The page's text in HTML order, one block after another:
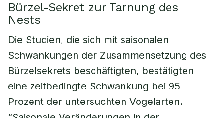
Bürzel-Sekret zur Tarnung des
Nests
Die Studien, die sich mit saisonalen
Schwankungen der Zusammensetzung des
Bürzelsekrets beschäftigten, bestätigten
eine zeitbedingte Schwankung bei 95
Prozent der untersuchten Vogelarten.